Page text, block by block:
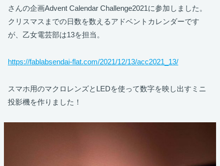
さんの企画Advent Calendar Challenge2021に参加しました。
クリスマスまでの日数を数えるアドベントカレンダーです
が、乙女電芸部は13を担当。
https://fablabsendai-flat.com/2021/12/13/acc2021_13/
スマホ用のマクロレンズとLEDを使って数字を映し出すミニ
投影機を作りました！